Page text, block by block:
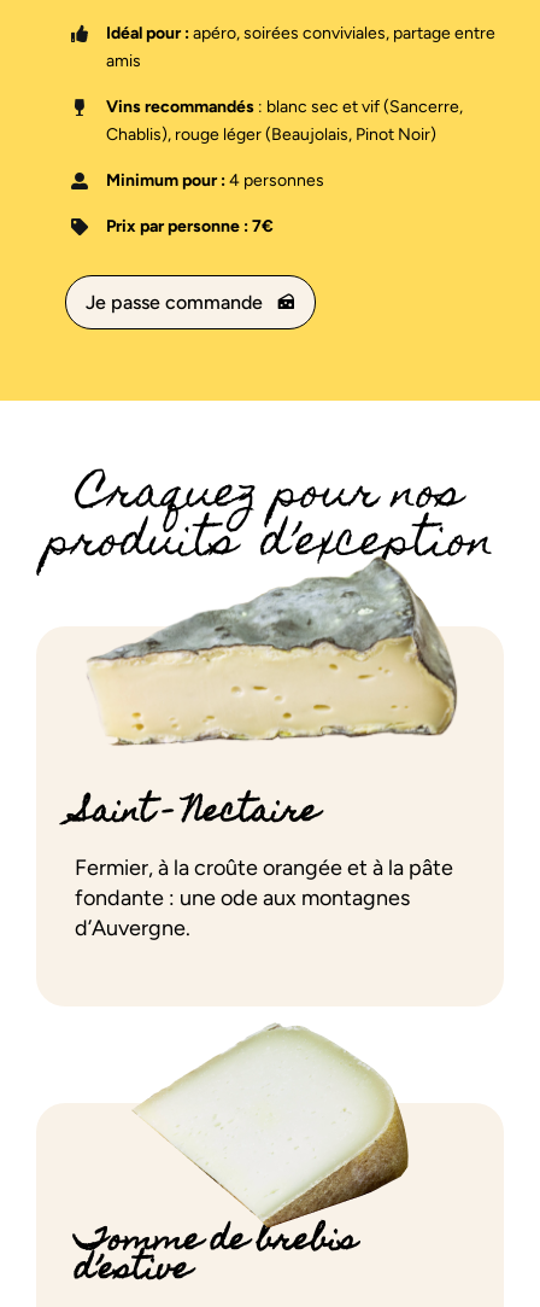
Idéal pour :apéro, soirées conviviales, partage entre
amis
Vins recommandés : blanc sec et vif (Sancerre,
Chablis), rouge léger (Beaujolais, Pinot Noir)
Minimum pour :4 personnes
Prix par personne : 7€
Je passe commande
Craquez pour nos
produits d’exception
Saint – Nectaire
Fermier, à la croûte orangée et à la pâte
fondante : une ode aux montagnes
d’Auvergne.
Tomme de brebis
d’estive